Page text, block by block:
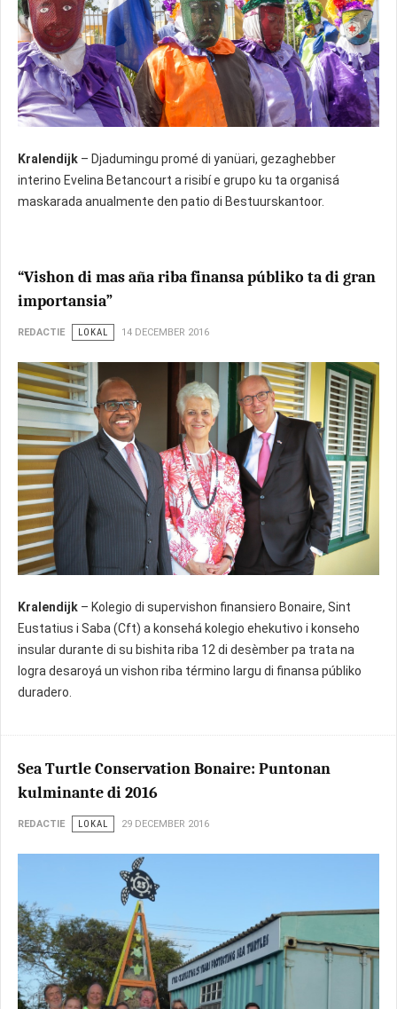
Kralendijk – Djadumingu promé di yanüari, gezaghebber
interino Evelina Betancourt a risibí e grupo ku ta organisá
maskarada anualmente den patio di Bestuurskantoor.
“Vishon di mas aña riba finansa públiko ta di gran
importansia”
REDACTIE LOKAL 14 DECEMBER 2016
Kralendijk – Kolegio di supervishon finansiero Bonaire, Sint
Eustatius i Saba (Cft) a konsehá kolegio ehekutivo i konseho
insular durante di su bishita riba 12 di desèmber pa trata na
logra desaroyá un vishon riba término largu di finansa públiko
duradero.
Sea Turtle Conservation Bonaire: Puntonan
kulminante di 2016
REDACTIE LOKAL 29 DECEMBER 2016